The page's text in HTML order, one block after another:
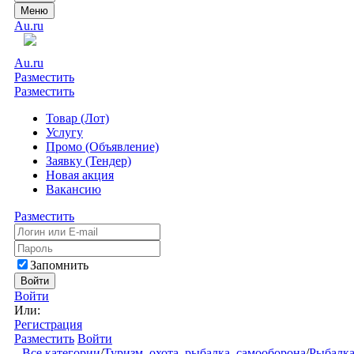
Меню
Au.ru
Au.ru
Разместить
Разместить
Товар (Лот)
Услугу
Промо (Объявление)
Заявку (Тендер)
Новая акция
Вакансию
Разместить
Запомнить
Войти
Войти
Или:
Регистрация
Разместить Войти